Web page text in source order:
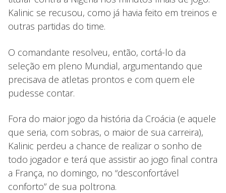
Kalinic se recusou, como já havia feito em treinos e
outras partidas do time.
O comandante resolveu, então, cortá-lo da
seleção em pleno Mundial, argumentando que
precisava de atletas prontos e com quem ele
pudesse contar.
Fora do maior jogo da história da Croácia (e aquele
que seria, com sobras, o maior de sua carreira),
Kalinic perdeu a chance de realizar o sonho de
todo jogador e terá que assistir ao jogo final contra
a França, no domingo, no “desconfortável
conforto” de sua poltrona.